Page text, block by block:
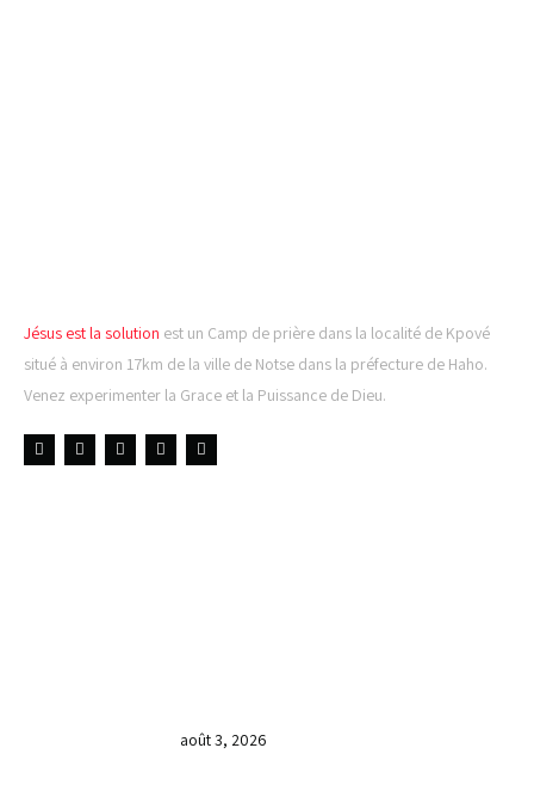
Jésus est la solution est un Camp de prière dans la localité de Kpové
situé à environ 17km de la ville de Notse dans la préfecture de Haho.
Venez experimenter la Grace et la Puissance de Dieu.
août 3, 2026